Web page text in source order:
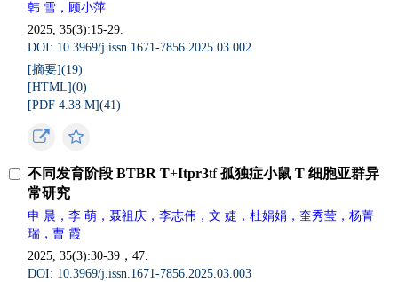
韩 雪，顾小萍
2025, 35(3):15-29.
DOI: 10.3969/j.issn.1671-7856.2025.03.002
[摘要](19)
[HTML](0)
[PDF 4.38 M](41)
不同发育阶段 BTBR T+Itpr3tf孤独症小鼠 T 细胞亚群异
常研究
申 晨，李 萌，聂祖庆，李志伟，文 婕，杜娟娟，奎秀莹，杨菁
瑞，曹 霞
2025, 35(3):30-39，47.
DOI: 10.3969/j.issn.1671-7856.2025.03.003